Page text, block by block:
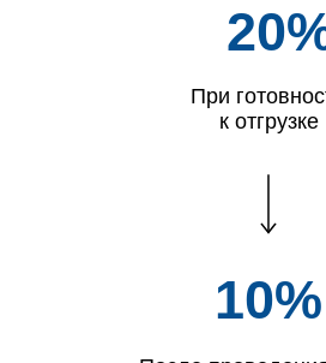
При
к отгрузке
10%